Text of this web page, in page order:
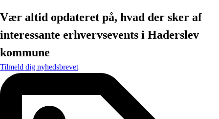
Vær altid opdateret på, hvad der sker af
interessante erhvervsevents i Haderslev
kommune
Tilmeld dig nyhedsbrevet